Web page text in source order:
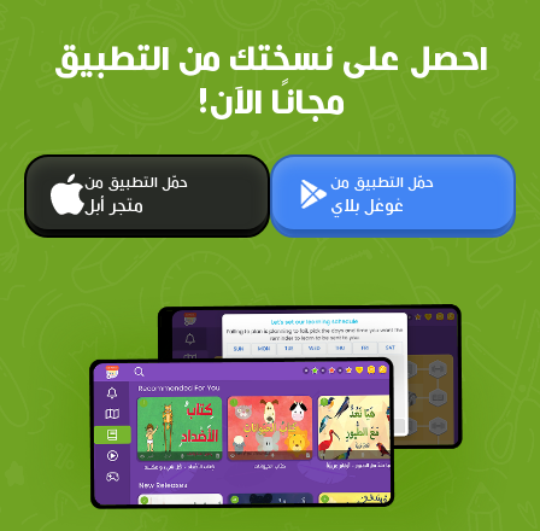
احصل على نسختك من التطبيق
مجانًا الآن!
حمّل التطبيق من
متجر أبل
حمّل التطبيق من
غوغل بلاي